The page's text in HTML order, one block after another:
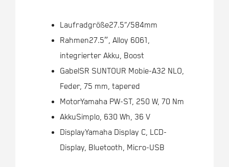
Laufradgröße27.5“/584mm
Rahmen27.5″, Alloy 6061,
integrierter Akku, Boost
GabelSR SUNTOUR Mobie-A32 NLO,
Feder, 75 mm, tapered
MotorYamaha PW-ST, 250 W, 70 Nm
AkkuSimplo, 630 Wh, 36 V
DisplayYamaha Display C, LCD-
Display, Bluetooth, Micro-USB